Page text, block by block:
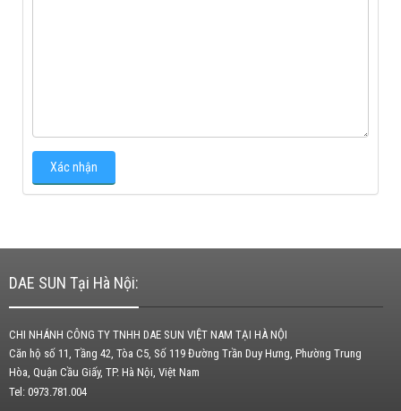
DAE SUN Tại Hà Nội:
CHI NHÁNH CÔNG TY TNHH DAE SUN VIỆT NAM TẠI HÀ NỘI
Căn hộ số 11, Tầng 42, Tòa C5, Số 119 Đường Trần Duy Hưng, Phường Trung
Hòa, Quận Cầu Giấy, TP. Hà Nội, Việt Nam
Tel: 0973.781.004